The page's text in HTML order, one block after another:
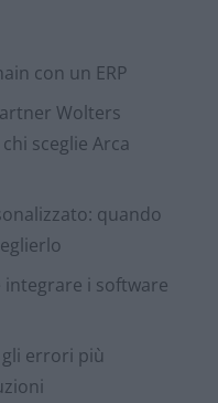
con un ERP
Wolters
sceglie Arca
quando
integrare i software
errori più